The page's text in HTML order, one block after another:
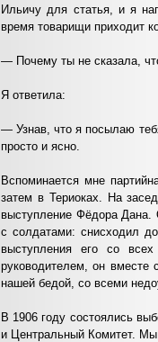
Ильичу для статья, и я
время товарищи приходит
— Почему ты не сказала,
Я ответила:
— Узнав, что я посылаю
просто и ясно.
Вспоминается мне
затем в Териоках. На
выступление Фёдора Дана.
с солдатами: снисходил
выступления его со
руководителем, он
нашей бедой, со всеми
В 1906 году состоялись
и Центральный Комитет. Мы